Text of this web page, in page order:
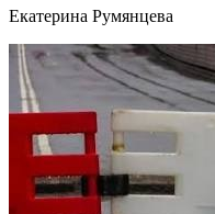
Екатерина Румянцева